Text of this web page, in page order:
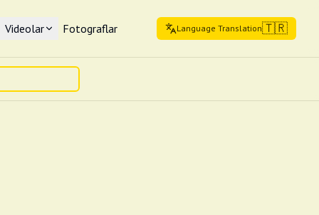
Videolar Fotograflar Language Translation🇹🇷